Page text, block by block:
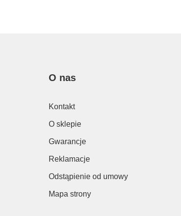
O nas
Kontakt
O sklepie
Gwarancje
Reklamacje
Odstąpienie od umowy
Mapa strony